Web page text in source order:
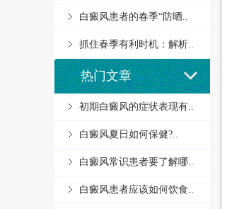
白癜风患者的春季“防晒..
抓住春季有利时机：解析..
热门文章
初期白癜风的症状表现有..
白癜风夏日如何保健?..
白癜风常识患者要了解哪..
白癜风患者应该如何饮食..